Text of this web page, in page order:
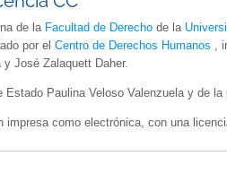
de la Facultad de Derecho de la
por el Centro de Derechos Humanos ,
José Zalaquett Daher.
Paulina Veloso Valenzuela y de
impresa como electrónica, con una